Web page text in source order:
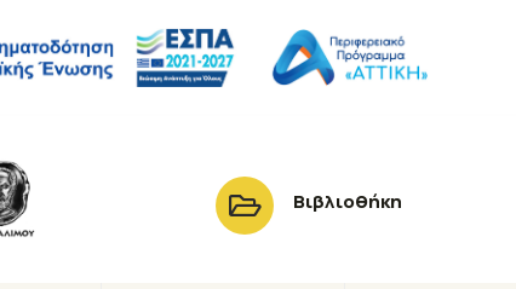
Βιβλιοθήκη